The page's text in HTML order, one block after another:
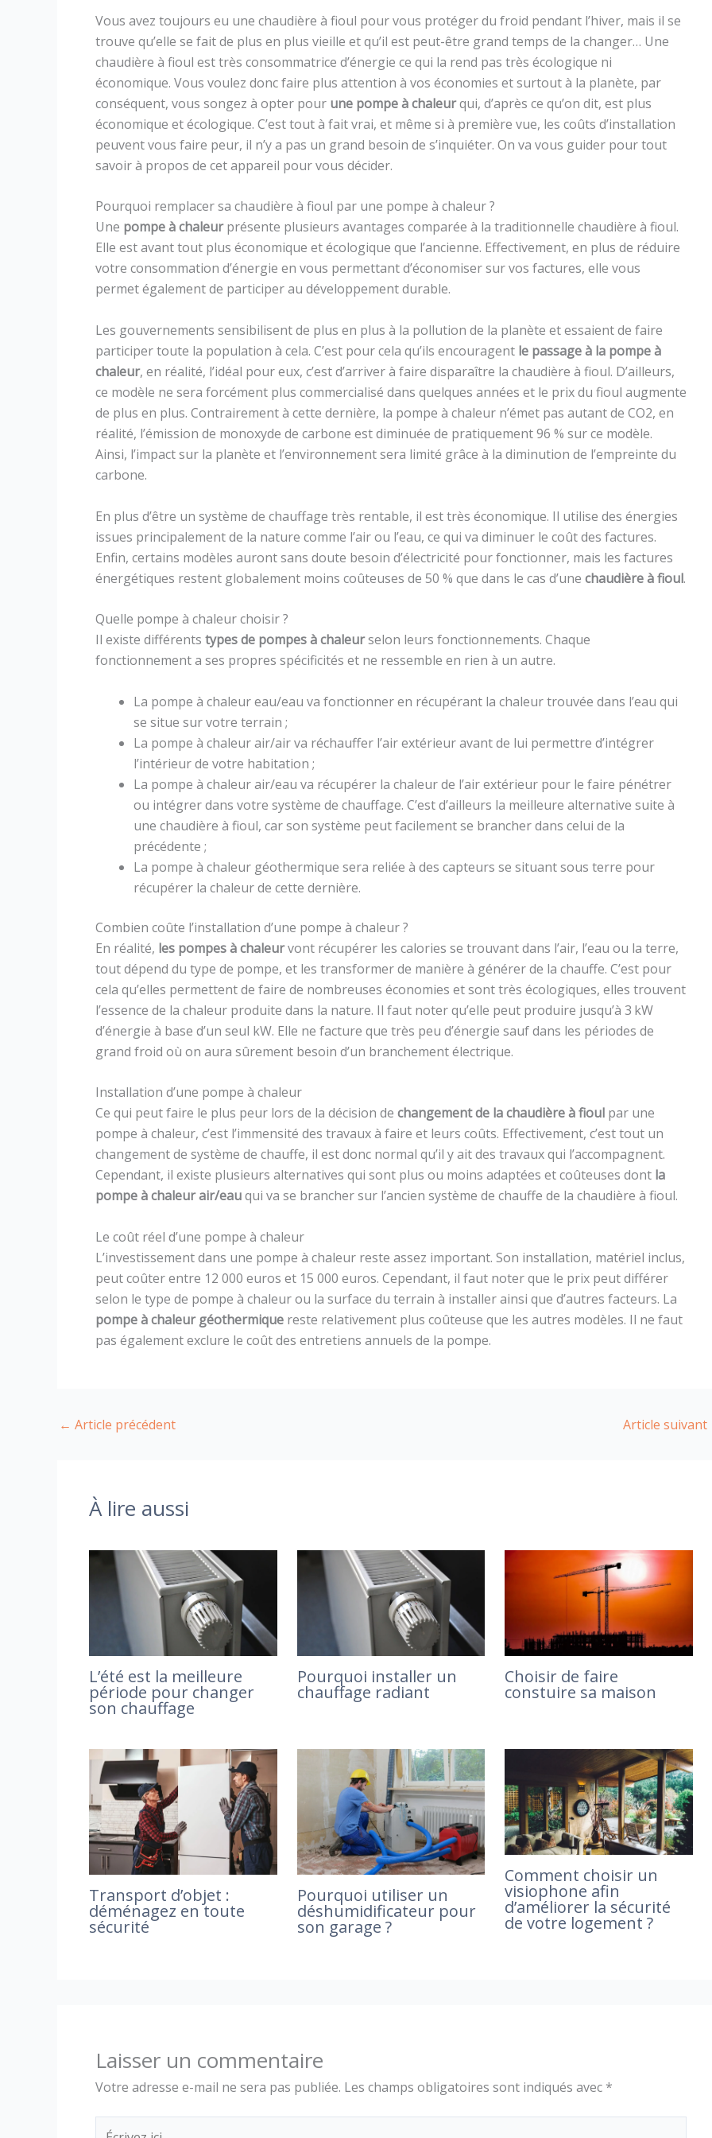
Vous avez toujours eu une chaudière à fioul pour vous protéger du froid pendant l’hiver, mais il se
trouve qu’elle se fait de plus en plus vieille et qu’il est peut-être grand temps de la changer… Une
chaudière à fioul est très consommatrice d’énergie ce qui la rend pas très écologique ni
économique. Vous voulez donc faire plus attention à vos économies et surtout à la planète, par
conséquent, vous songez à opter pour une pompe à chaleurqui, d’après ce qu’on dit, est plus
économique et écologique. C’est tout à fait vrai, et même si à première vue, les coûts d’installation
peuvent vous faire peur, il n’y a pas un grand besoin de s’inquiéter. On va vous guider pour tout
savoir à propos de cet appareil pour vous décider.
Pourquoi remplacer sa chaudière à fioul par une pompe à chaleur ?
Une pompe à chaleurprésente plusieurs avantages comparée à la traditionnelle chaudière à fioul.
Elle est avant tout plus économique et écologique que l’ancienne. Effectivement, en plus de réduire
votre consommation d’énergie en vous permettant d’économiser sur vos factures, elle vous
permet également de participer au développement durable.
Les gouvernements sensibilisent de plus en plus à la pollution de la planète et essaient de faire
participer toute la population à cela. C’est pour cela qu’ils encouragent le passage à la pompe à
chaleur, en réalité, l’idéal pour eux, c’est d’arriver à faire disparaître la chaudière à fioul. D’ailleurs,
ce modèle ne sera forcément plus commercialisé dans quelques années et le prix du fioul augmente
de plus en plus. Contrairement à cette dernière, la pompe à chaleur n’émet pas autant de CO2, en
réalité, l’émission de monoxyde de carbone est diminuée de pratiquement 96 % sur ce modèle.
Ainsi, l’impact sur la planète et l’environnement sera limité grâce à la diminution de l’empreinte du
carbone.
En plus d’être un système de chauffage très rentable, il est très économique. Il utilise des énergies
issues principalement de la nature comme l’air ou l’eau, ce qui va diminuer le coût des factures.
Enfin, certains modèles auront sans doute besoin d’électricité pour fonctionner, mais les factures
énergétiques restent globalement moins coûteuses de 50 % que dans le cas d’une chaudière à fioul.
Quelle pompe à chaleur choisir ?
Il existe différents types de pompes à chaleurselon leurs fonctionnements. Chaque
fonctionnement a ses propres spécificités et ne ressemble en rien à un autre.
La pompe à chaleur eau/eau va fonctionner en récupérant la chaleur trouvée dans l’eau qui
se situe sur votre terrain ;
La pompe à chaleur air/air va réchauffer l’air extérieur avant de lui permettre d’intégrer
l’intérieur de votre habitation ;
La pompe à chaleur air/eau va récupérer la chaleur de l’air extérieur pour le faire pénétrer
ou intégrer dans votre système de chauffage. C’est d’ailleurs la meilleure alternative suite à
une chaudière à fioul, car son système peut facilement se brancher dans celui de la
précédente ;
La pompe à chaleur géothermique sera reliée à des capteurs se situant sous terre pour
récupérer la chaleur de cette dernière.
Combien coûte l’installation d’une pompe à chaleur ?
En réalité, les pompes à chaleurvont récupérer les calories se trouvant dans l’air, l’eau ou la terre,
tout dépend du type de pompe, et les transformer de manière à générer de la chauffe. C’est pour
cela qu’elles permettent de faire de nombreuses économies et sont très écologiques, elles trouvent
l’essence de la chaleur produite dans la nature. Il faut noter qu’elle peut produire jusqu’à 3 kW
d’énergie à base d’un seul kW. Elle ne facture que très peu d’énergie sauf dans les périodes de
grand froid où on aura sûrement besoin d’un branchement électrique.
Installation d’une pompe à chaleur
Ce qui peut faire le plus peur lors de la décision de changement de la chaudière à fioul par une
pompe à chaleur, c’est l’immensité des travaux à faire et leurs coûts. Effectivement, c’est tout un
changement de système de chauffe, il est donc normal qu’il y ait des travaux qui l’accompagnent.
Cependant, il existe plusieurs alternatives qui sont plus ou moins adaptées et coûteuses dont la
pompe à chaleur air/eauqui va se brancher sur l’ancien système de chauffe de la chaudière à fioul.
Le coût réel d’une pompe à chaleur
L’investissement dans une pompe à chaleur reste assez important. Son installation, matériel inclus,
peut coûter entre 12 000 euros et 15 000 euros. Cependant, il faut noter que le prix peut différer
selon le type de pompe à chaleur ou la surface du terrain à installer ainsi que d’autres facteurs. La
pompe à chaleur géothermique reste relativement plus coûteuse que les autres modèles. Il ne faut
pas également exclure le coût des entretiens annuels de la pompe.
← Article précédent Article suivant
À lire aussi
L’été est la meilleure
période pour changer
son chauffage
Pourquoi installer un
chauffage radiant
Choisir de faire
constuire sa maison
Transport d’objet :
déménagez en toute
sécurité
Pourquoi utiliser un
déshumidificateur pour
son garage ?
Comment choisir un
visiophone afin
d’améliorer la sécurité
de votre logement ?
Laisser un commentaire
Votre adresse e-mail ne sera pas publiée. Les champs obligatoires sont indiqués avec *
Écrivez